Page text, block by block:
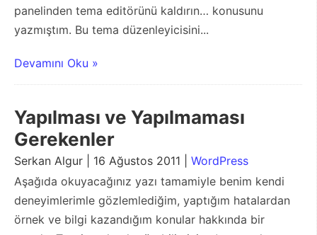
panelinden tema editörünü kaldırın… konusunu
yazmıştım. Bu tema düzenleyicisini...
Devamını Oku »
Yapılması ve Yapılmaması
Gerekenler
Serkan Algur | 16 Ağustos 2011 | WordPress
Aşağıda okuyacağınız yazı tamamiyle benim kendi
deneyimlerimle gözlemlediğim, yaptığım hatalardan
örnek ve bilgi kazandığım konular hakkında bir